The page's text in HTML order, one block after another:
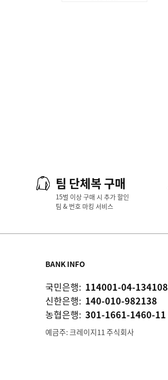
팀 단체복 구매
15벌 이상 구매 시 추가 할인
팀 & 번호 마킹 서비스
BANK INFO
국민은행: 114001-04-134108
신한은행: 140-010-982138
농협은행: 301-1661-1460-11
예금주: 크레이지11 주식회사